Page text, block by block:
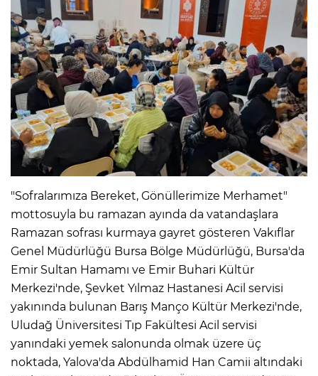
"Sofralarımıza Bereket, Gönüllerimize Merhamet"
mottosuyla bu ramazan ayında da vatandaşlara
Ramazan sofrası kurmaya gayret gösteren Vakıflar
Genel Müdürlüğü Bursa Bölge Müdürlüğü, Bursa'da
Emir Sultan Hamamı ve Emir Buhari Kültür
Merkezi'nde, Şevket Yılmaz Hastanesi Acil servisi
yakınında bulunan Barış Manço Kültür Merkezi'nde,
Uludağ Üniversitesi Tıp Fakültesi Acil servisi
yanındaki yemek salonunda olmak üzere üç
noktada, Yalova'da Abdülhamid Han Camii altındaki